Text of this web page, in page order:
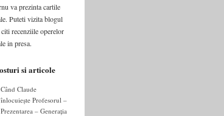
va prezinta cartile
Puteti vizita blogul
recenziile operelor
in presa.
si articole
Când Claude
înlocuiește Profesorul –
Prezentarea – Generația